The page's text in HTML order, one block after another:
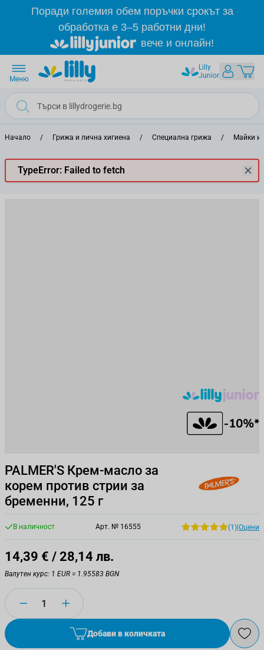
Прескачане към съдържанието
Поради големия обем поръчки срокът за
обработка е 3–5 работни дни!
вече и онлайн!
Lilly
Junior
Меню
Начало / Грижа и лична хигиена / Специална грижа / Майки и
TypeError: Failed to fetch
PALMER'S Крем-масло за
корем против стрии за
бременни, 125 г
В наличност Арт. № 16555 (1) Оцени
14,39 € / 28,14 лв.
Валутен курс: 1 EUR = 1.95583 BGN
Количество
Добави в количката